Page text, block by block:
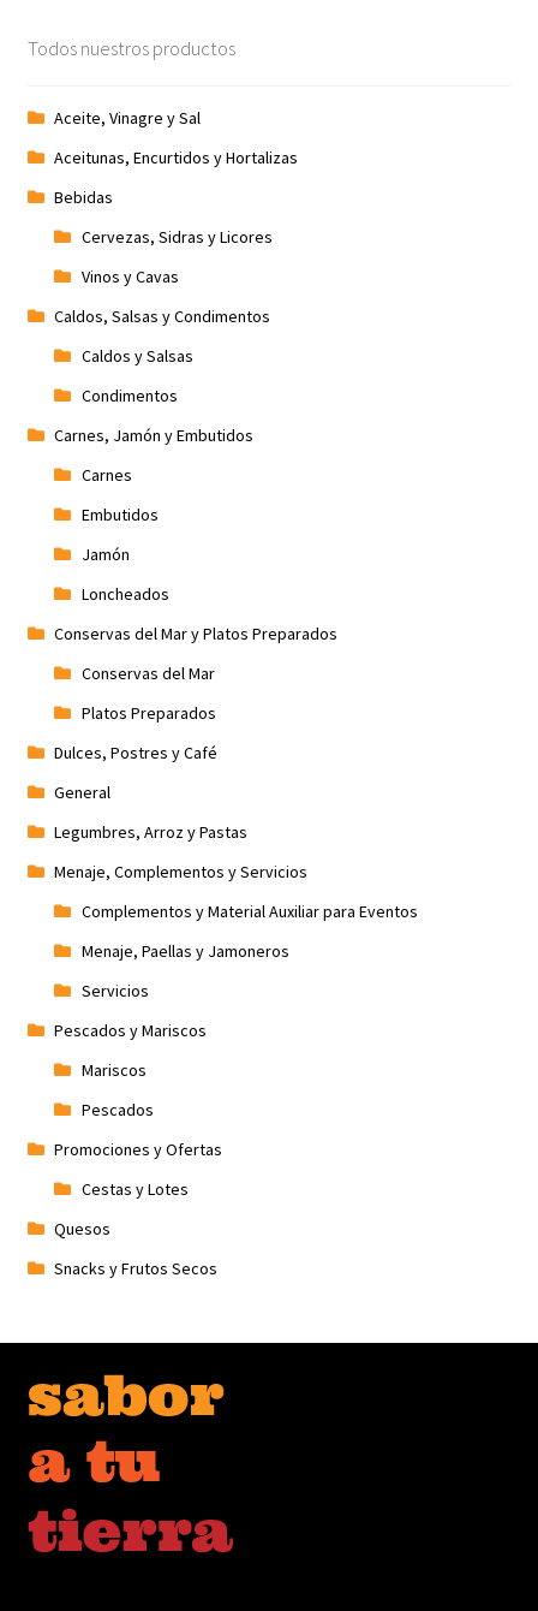
Promociones
Términos y condiciones
Tienda
Todos nuestros productos
Aceite, Vinagre y Sal
Aceitunas, Encurtidos y Hortalizas
Bebidas
Cervezas, Sidras y Licores
Vinos y Cavas
Caldos, Salsas y Condimentos
Caldos y Salsas
Condimentos
Carnes, Jamón y Embutidos
Carnes
Embutidos
Jamón
Loncheados
Conservas del Mar y Platos Preparados
Conservas del Mar
Platos Preparados
Dulces, Postres y Café
General
Legumbres, Arroz y Pastas
Menaje, Complementos y Servicios
Complementos y Material Auxiliar para Eventos
Menaje, Paellas y Jamoneros
Servicios
Pescados y Mariscos
Mariscos
Pescados
Promociones y Ofertas
Cestas y Lotes
Quesos
Snacks y Frutos Secos